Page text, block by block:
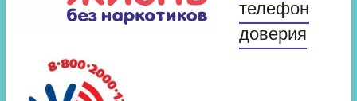
телефон
доверия